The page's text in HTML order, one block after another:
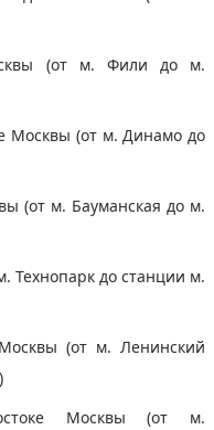
(от м. Фили до м.
Москвы (от м. Динамо до
(от м. Бауманская до м.
Технопарк до станции м.
(от м. Ленинский
Москвы (от м.